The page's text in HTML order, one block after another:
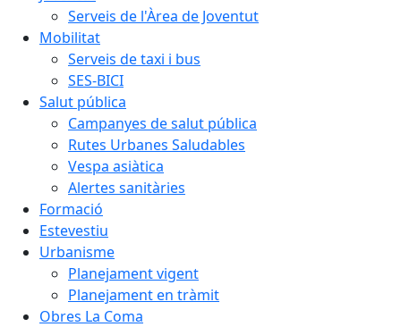
Serveis de l'Àrea de Joventut
Mobilitat
Serveis de taxi i bus
SES-BICI
Salut pública
Campanyes de salut pública
Rutes Urbanes Saludables
Vespa asiàtica
Alertes sanitàries
Formació
Estevestiu
Urbanisme
Planejament vigent
Planejament en tràmit
Obres La Coma